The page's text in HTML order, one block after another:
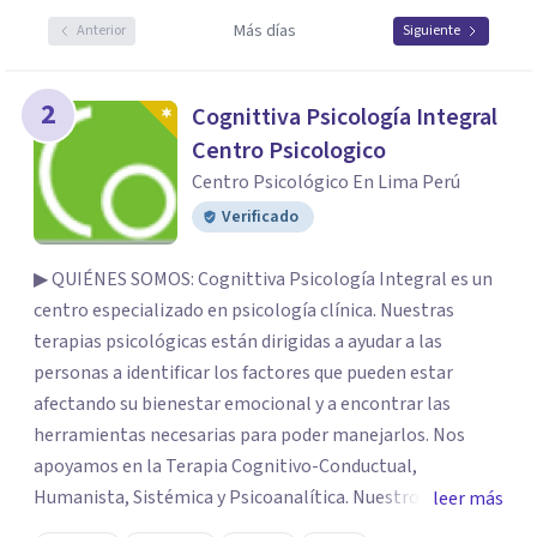
Anterior Más días Siguiente
2
Cognittiva Psicología Integral
Centro Psicologico
Centro Psicológico En Lima Perú
Verificado
▶ QUIÉNES SOMOS: Cognittiva Psicología Integral es un
centro especializado en psicología clínica. Nuestras
terapias psicológicas están dirigidas a ayudar a las
personas a identificar los factores que pueden estar
afectando su bienestar emocional y a encontrar las
herramientas necesarias para poder manejarlos. Nos
apoyamos en la Terapia Cognitivo-Conductual,
Humanista, Sistémica y Psicoanalítica. Nuestros
profesionales tienen una sólida formación y experiencia.
leer más